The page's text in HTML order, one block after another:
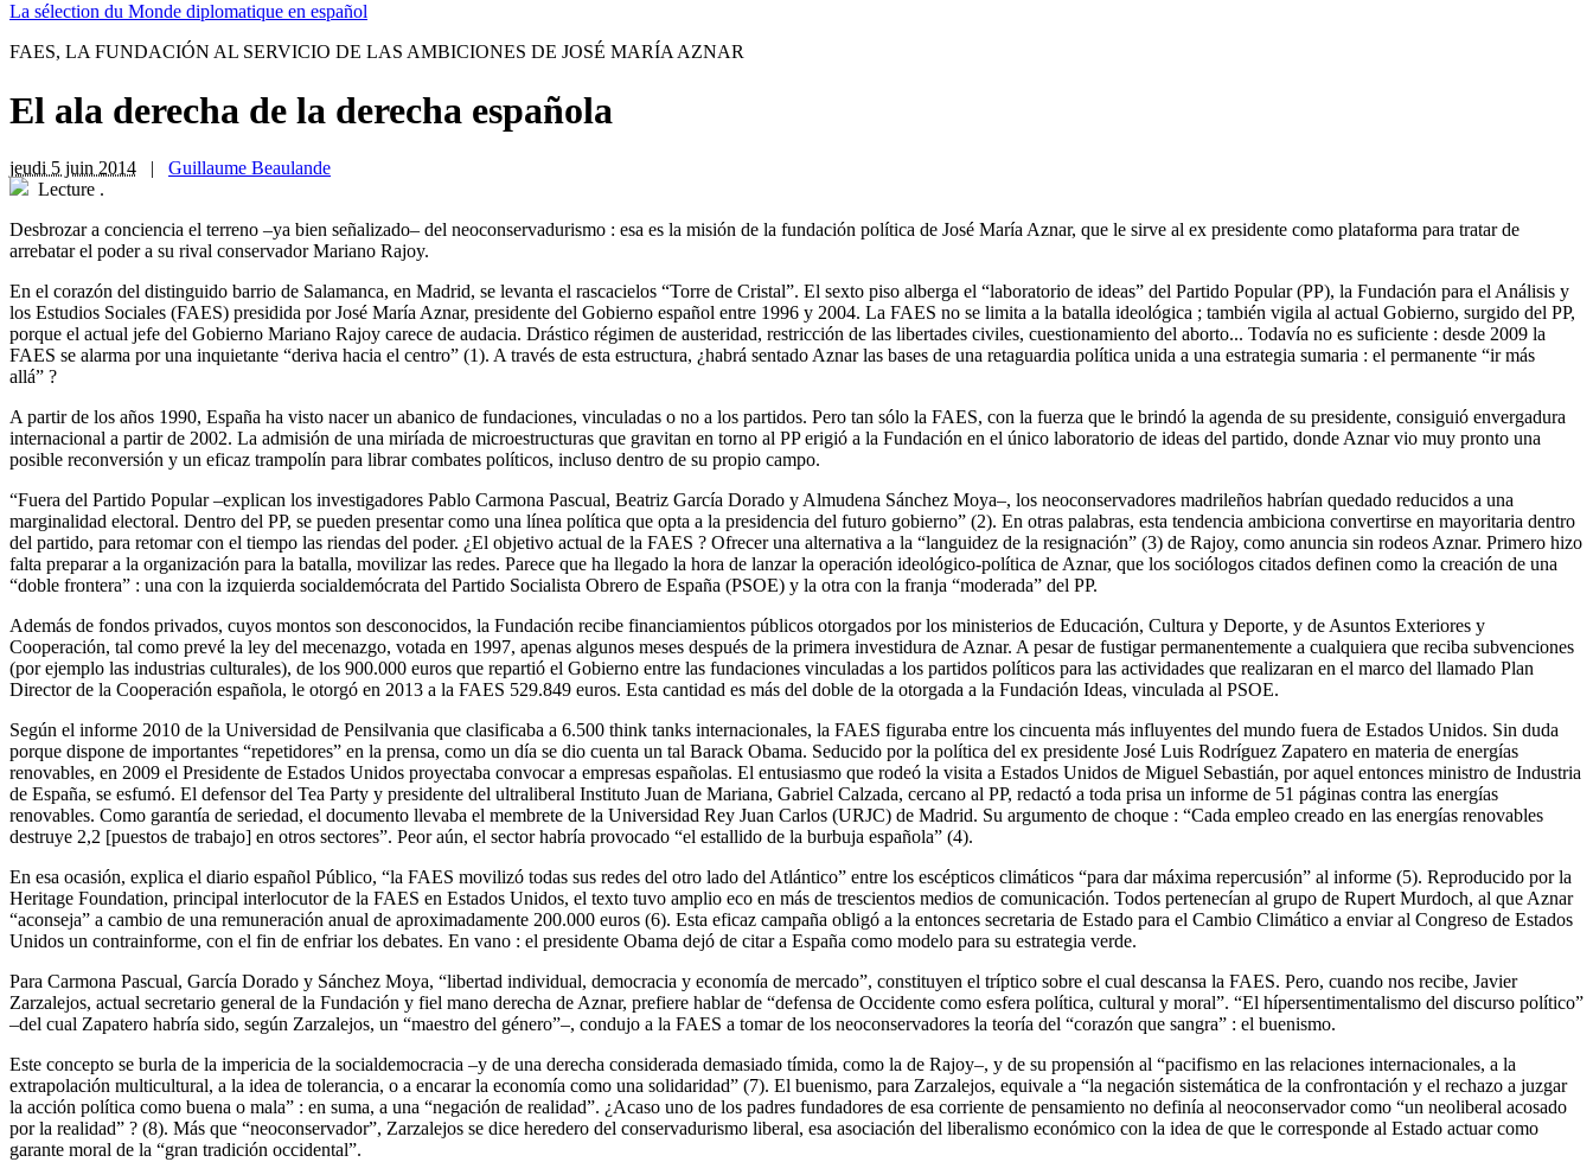
La sélection du Monde diplomatique en español
FAES, LA FUNDACIÓN AL SERVICIO DE LAS AMBICIONES DE JOSÉ MARÍA AZNAR
El ala derecha de la derecha española
jeudi 5 juin 2014 | Guillaume Beaulande
Lecture .
Desbrozar a conciencia el terreno –ya bien señalizado– del neoconservadurismo : esa es la misión de la fundación política de José María Aznar, que le sirve al ex presidente como plataforma para tratar de
arrebatar el poder a su rival conservador Mariano Rajoy.
En el corazón del distinguido barrio de Salamanca, en Madrid, se levanta el rascacielos “Torre de Cristal”. El sexto piso alberga el “laboratorio de ideas” del Partido Popular (PP), la Fundación para el Análisis y
los Estudios Sociales (FAES) presidida por José María Aznar, presidente del Gobierno español entre 1996 y 2004. La FAES no se limita a la batalla ideológica ; también vigila al actual Gobierno, surgido del PP,
porque el actual jefe del Gobierno Mariano Rajoy carece de audacia. Drástico régimen de austeridad, restricción de las libertades civiles, cuestionamiento del aborto... Todavía no es suficiente : desde 2009 la
FAES se alarma por una inquietante “deriva hacia el centro” (1). A través de esta estructura, ¿habrá sentado Aznar las bases de una retaguardia política unida a una estrategia sumaria : el permanente “ir más
allá” ?
A partir de los años 1990, España ha visto nacer un abanico de fundaciones, vinculadas o no a los partidos. Pero tan sólo la FAES, con la fuerza que le brindó la agenda de su presidente, consiguió envergadura
internacional a partir de 2002. La admisión de una miríada de microestructuras que gravitan en torno al PP erigió a la Fundación en el único laboratorio de ideas del partido, donde Aznar vio muy pronto una
posible reconversión y un eficaz trampolín para librar combates políticos, incluso dentro de su propio campo.
“Fuera del Partido Popular –explican los investigadores Pablo Carmona Pascual, Beatriz García Dorado y Almudena Sánchez Moya–, los neoconservadores madrileños habrían quedado reducidos a una
marginalidad electoral. Dentro del PP, se pueden presentar como una línea política que opta a la presidencia del futuro gobierno” (2). En otras palabras, esta tendencia ambiciona convertirse en mayoritaria dentro
del partido, para retomar con el tiempo las riendas del poder. ¿El objetivo actual de la FAES ? Ofrecer una alternativa a la “languidez de la resignación” (3) de Rajoy, como anuncia sin rodeos Aznar. Primero hizo
falta preparar a la organización para la batalla, movilizar las redes. Parece que ha llegado la hora de lanzar la operación ideológico-política de Aznar, que los sociólogos citados definen como la creación de una
“doble frontera” : una con la izquierda socialdemócrata del Partido Socialista Obrero de España (PSOE) y la otra con la franja “moderada” del PP.
Además de fondos privados, cuyos montos son desconocidos, la Fundación recibe financiamientos públicos otorgados por los ministerios de Educación, Cultura y Deporte, y de Asuntos Exteriores y
Cooperación, tal como prevé la ley del mecenazgo, votada en 1997, apenas algunos meses después de la primera investidura de Aznar. A pesar de fustigar permanentemente a cualquiera que reciba subvenciones
(por ejemplo las industrias culturales), de los 900.000 euros que repartió el Gobierno entre las fundaciones vinculadas a los partidos políticos para las actividades que realizaran en el marco del llamado Plan
Director de la Cooperación española, le otorgó en 2013 a la FAES 529.849 euros. Esta cantidad es más del doble de la otorgada a la Fundación Ideas, vinculada al PSOE.
Según el informe 2010 de la Universidad de Pensilvania que clasificaba a 6.500 think tanks internacionales, la FAES figuraba entre los cincuenta más influyentes del mundo fuera de Estados Unidos. Sin duda
porque dispone de importantes “repetidores” en la prensa, como un día se dio cuenta un tal Barack Obama. Seducido por la política del ex presidente José Luis Rodríguez Zapatero en materia de energías
renovables, en 2009 el Presidente de Estados Unidos proyectaba convocar a empresas españolas. El entusiasmo que rodeó la visita a Estados Unidos de Miguel Sebastián, por aquel entonces ministro de Industria
de España, se esfumó. El defensor del Tea Party y presidente del ultraliberal Instituto Juan de Mariana, Gabriel Calzada, cercano al PP, redactó a toda prisa un informe de 51 páginas contra las energías
renovables. Como garantía de seriedad, el documento llevaba el membrete de la Universidad Rey Juan Carlos (URJC) de Madrid. Su argumento de choque : “Cada ­empleo creado en las energías renovables
destruye 2,2 [puestos de trabajo] en otros sectores”. Peor aún, el sector habría provocado “el estallido de la burbuja española” (4).
En esa ocasión, explica el diario español Público, “la FAES movilizó todas sus redes del otro lado del Atlántico” entre los escépticos climáticos “para dar máxima repercusión” al informe (5). Reproducido por la
Heritage Foundation, principal interlocutor de la FAES en Estados Unidos, el texto tuvo amplio eco en más de trescientos medios de comunicación. Todos pertenecían al grupo de Rupert Murdoch, al que Aznar
“aconseja” a cambio de una remuneración anual de aproximadamente 200.000 euros (6). Esta eficaz campaña obligó a la entonces secretaria de Estado para el Cambio Climático a enviar al Congreso de Estados
Unidos un contrainforme, con el fin de enfriar los debates. En vano : el presidente Obama dejó de citar a España como modelo para su estrategia verde.
Para Carmona Pascual, García Dorado y Sánchez Moya, “libertad individual, democracia y economía de mercado”, constituyen el tríptico sobre el cual descansa la FAES. Pero, cuando nos recibe, Javier
Zarzalejos, actual secretario general de la Fundación y fiel mano derecha de Aznar, prefiere hablar de “defensa de Occidente como esfera política, cultural y moral”. “El hípersentimentalismo del discurso político”
–del cual Zapatero habría sido, según Zarzalejos, un “maestro del género”–, condujo a la FAES a tomar de los neoconservadores la teoría del “corazón que sangra” : el buenismo.
Este concepto se burla de la impericia de la socialdemocracia –y de una derecha considerada demasiado tímida, como la de Rajoy–, y de su propensión al “pacifismo en las relaciones internacionales, a la
extrapolación multicultural, a la idea de tolerancia, o a encarar la economía como una solidaridad” (7). El buenismo, para Zarzalejos, equivale a “la negación sistemática de la confrontación y el rechazo a juzgar
la acción política como buena o mala” : en suma, a una “negación de realidad”. ¿Acaso uno de los padres fundadores de esa corriente de pensamiento no definía al neoconservador como “un neoliberal acosado
por la realidad” ? (8). Más que “neoconservador”, Zarzalejos se dice heredero del conservadurismo liberal, esa asociación del liberalismo económico con la idea de que le corresponde al Estado actuar como
garante moral de la “gran tradición occidental”.